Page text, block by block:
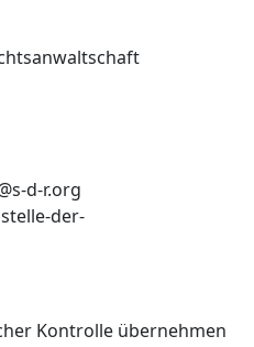
d-r.org
der-
Kontrolle übernehmen